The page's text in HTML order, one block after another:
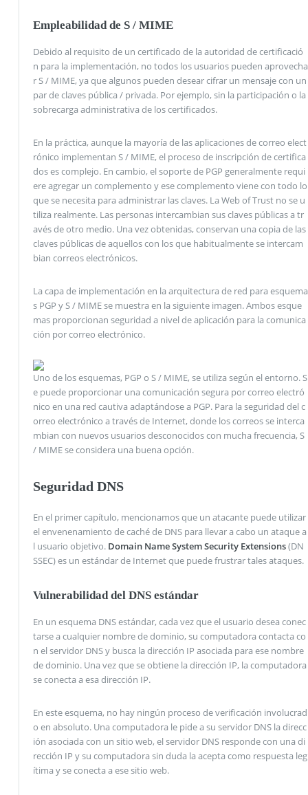
Empleabilidad de S / MIME
Debido al requisito de un certificado de la autoridad de certificació
n para la implementación, no todos los usuarios pueden aprovecha
r S / MIME, ya que algunos pueden desear cifrar un mensaje con un
par de claves pública / privada. Por ejemplo, sin la participación o la
sobrecarga administrativa de los certificados.
En la práctica, aunque la mayoría de las aplicaciones de correo elect
rónico implementan S / MIME, el proceso de inscripción de certifica
dos es complejo. En cambio, el soporte de PGP generalmente requi
ere agregar un complemento y ese complemento viene con todo lo
que se necesita para administrar las claves. La Web of Trust no se u
tiliza realmente. Las personas intercambian sus claves públicas a tr
avés de otro medio. Una vez obtenidas, conservan una copia de las
claves públicas de aquellos con los que habitualmente se intercam
bian correos electrónicos.
La capa de implementación en la arquitectura de red para esquema
s PGP y S / MIME se muestra en la siguiente imagen. Ambos esque
mas proporcionan seguridad a nivel de aplicación para la comunica
ción por correo electrónico.
Uno de los esquemas, PGP o S / MIME, se utiliza según el entorno. S
e puede proporcionar una comunicación segura por correo electró
nico en una red cautiva adaptándose a PGP. Para la seguridad del c
orreo electrónico a través de Internet, donde los correos se interca
mbian con nuevos usuarios desconocidos con mucha frecuencia, S
/ MIME se considera una buena opción.
Seguridad DNS
En el primer capítulo, mencionamos que un atacante puede utilizar
el envenenamiento de caché de DNS para llevar a cabo un ataque a
l usuario objetivo. Domain Name System Security Extensions(DN
SSEC) es un estándar de Internet que puede frustrar tales ataques.
Vulnerabilidad del DNS estándar
En un esquema DNS estándar, cada vez que el usuario desea conec
tarse a cualquier nombre de dominio, su computadora contacta co
n el servidor DNS y busca la dirección IP asociada para ese nombre
de dominio. Una vez que se obtiene la dirección IP, la computadora
se conecta a esa dirección IP.
En este esquema, no hay ningún proceso de verificación involucrad
o en absoluto. Una computadora le pide a su servidor DNS la direcc
ión asociada con un sitio web, el servidor DNS responde con una di
rección IP y su computadora sin duda la acepta como respuesta leg
ítima y se conecta a ese sitio web.